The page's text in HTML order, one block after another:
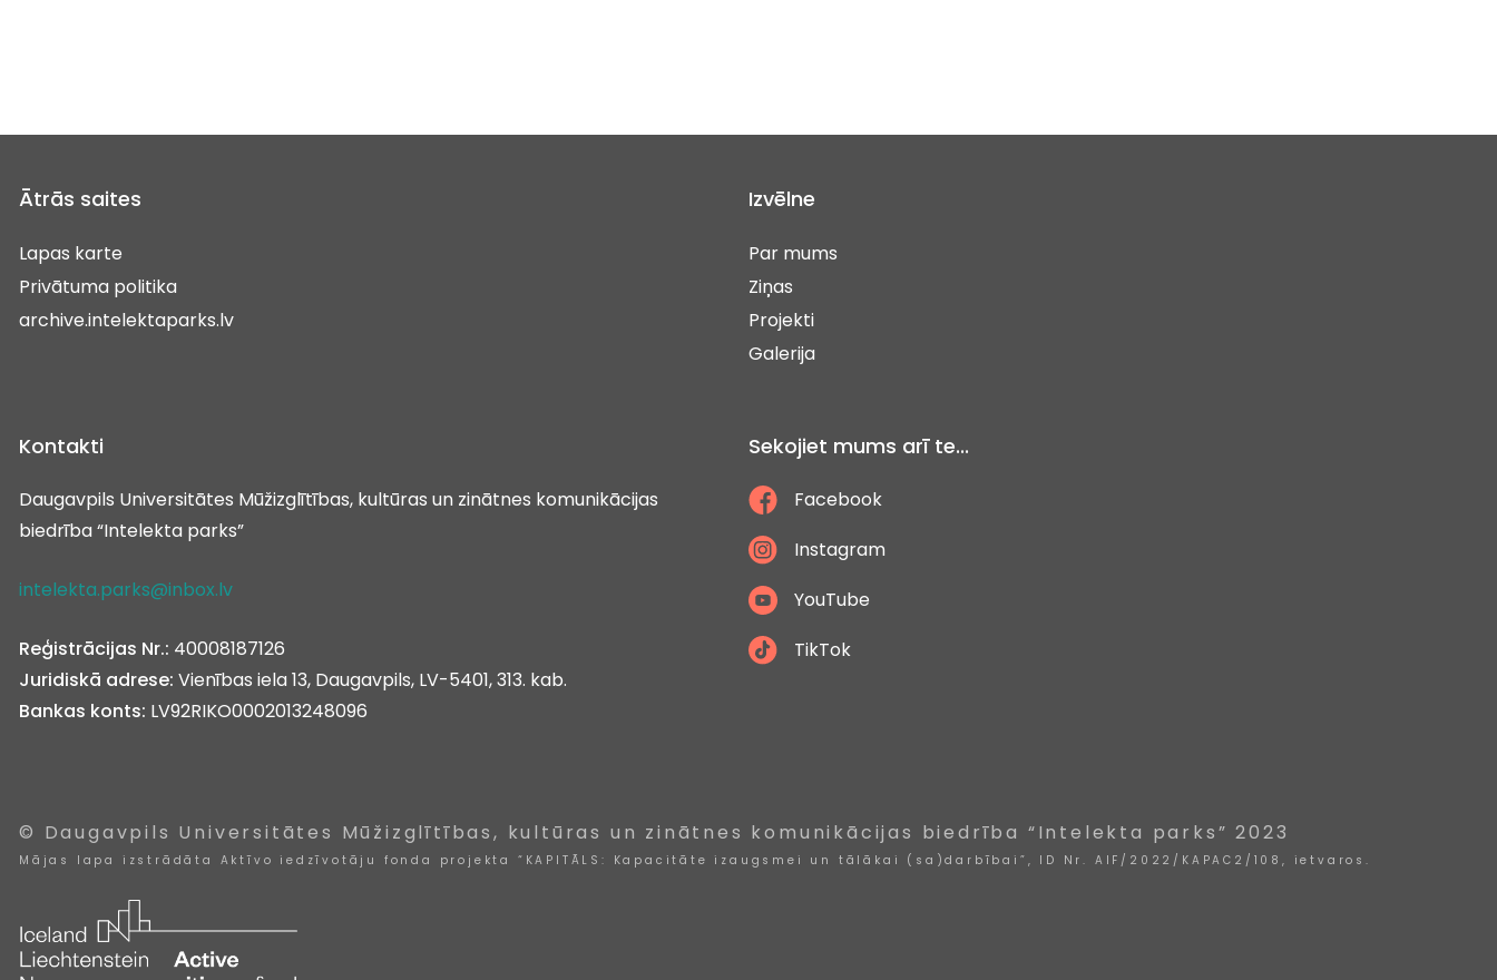
Ātrās saites
Lapas karte
Privātuma politika
archive.intelektaparks.lv
Izvēlne
Par mums
Ziņas
Projekti
Galerija
Kontakti
Daugavpils Universitātes Mūžizglītības, kultūras un zinātnes komunikācijas
biedrība “Intelekta parks”
intelekta.parks@inbox.lv
Reģistrācijas Nr.: 40008187126
Juridiskā adrese: Vienības iela 13, Daugavpils, LV-5401, 313. kab.
Bankas konts: LV92RIKO0002013248096
Sekojiet mums arī te...
Facebook
Instagram
YouTube
TikTok
© Daugavpils Universitātes Mūžizglītības, kultūras un zinātnes komunikācijas biedrība “Intelekta parks” 2023
Mājas lapa izstrādāta Aktīvo iedzīvotāju fonda projekta “KAPITĀLS: Kapacitāte izaugsmei un tālākai (sa)darbībai”, ID Nr. AIF/2022/KAPAC2/108, ietvaros.